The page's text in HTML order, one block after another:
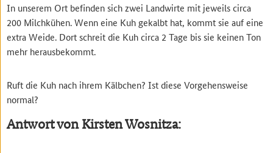
In unserem Ort befinden sich zwei Landwirte mit jeweils circa
200 Milchkühen. Wenn eine Kuh gekalbt hat, kommt sie auf eine
extra Weide. Dort schreit die Kuh circa 2 Tage bis sie keinen Ton
mehr herausbekommt.
Ruft die Kuh nach ihrem Kälbchen? Ist diese Vorgehensweise
normal?
Antwort von Kirsten Wosnitza: